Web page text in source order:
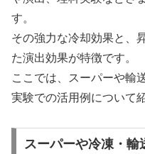
す。
その強力な冷却効果と、
た演出効果が特徴です。
ここでは、スーパーや輸
実験での活用例について
スーパーや冷凍・輸